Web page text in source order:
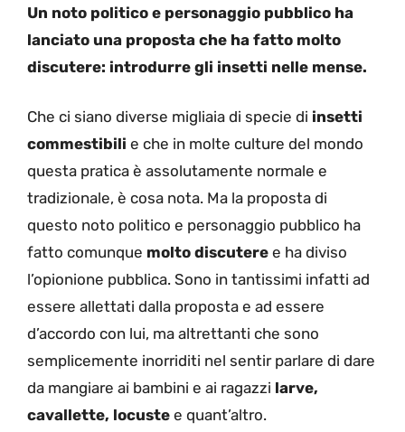
Un noto politico e personaggio pubblico ha
lanciato una proposta che ha fatto molto
discutere: introdurre gli insetti nelle mense.
Che ci siano diverse migliaia di specie di insetti
commestibili e che in molte culture del mondo
questa pratica è assolutamente normale e
tradizionale, è cosa nota. Ma la proposta di
questo noto politico e personaggio pubblico ha
fatto comunque molto discutere e ha diviso
l’opionione pubblica. Sono in tantissimi infatti ad
essere allettati dalla proposta e ad essere
d’accordo con lui, ma altrettanti che sono
semplicemente inorriditi nel sentir parlare di dare
da mangiare ai bambini e ai ragazzi larve,
cavallette, locuste e quant’altro.